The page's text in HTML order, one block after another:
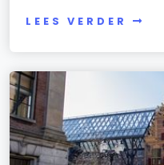
LEES VERDER